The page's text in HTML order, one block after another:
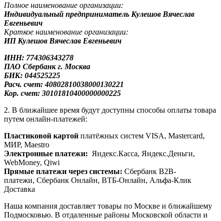
Полное наименование организации:
Индивидуальный предприниматель Кулешов Вячеслав
Евгеньевич
Краткое наименование организации:
ИП Кулешов Вячеслав Евгеньевич
ИНН: 774306343278
ПАО Сбербанкг. Москва
БИК: 044525225
Расч. счет: 40802810038000130221
Кор. счет: 30101810400000000225
2. В ближайшее время будут доступны способы оплаты товара
путем онлайн-платежей:
Пластиковой картой платёжных систем VISA, Mastercard,
МИР, Maestrо
Электронные платежи: Яндекс.Касса, Яндекс.Деньги,
WebMoney, Qiwi
Прямые платежи через системы: Сбербанк B2B-
платежи, Сбербанк Онлайн, ВТБ-Онлайн, Альфа-Клик
Доставка
Наша компания доставляет товары по Москве и ближайшему
Подмосковью. В отдаленные районы Московской области и